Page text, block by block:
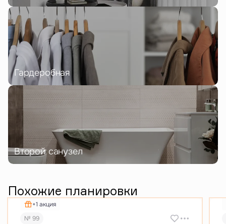
Гардеробная
Второй санузел
Похожие планировки
+1 акция
№ 99